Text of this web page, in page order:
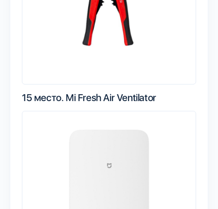
15 место. Mi Fresh Air Ventilator